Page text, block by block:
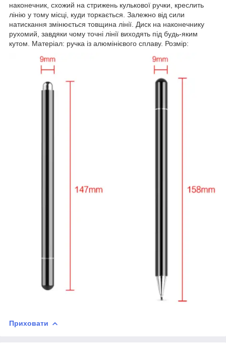
наконечник, схожий на стрижень кулькової ручки, креслить
лінію у тому місці, куди торкається. Залежно від сили
натискання змінюється товщина лінії. Диск на наконечнику
рухомий, завдяки чому точні лінії виходять під будь-яким
кутом. Матеріал: ручка із алюмінієвого сплаву. Розмір:
Приховати